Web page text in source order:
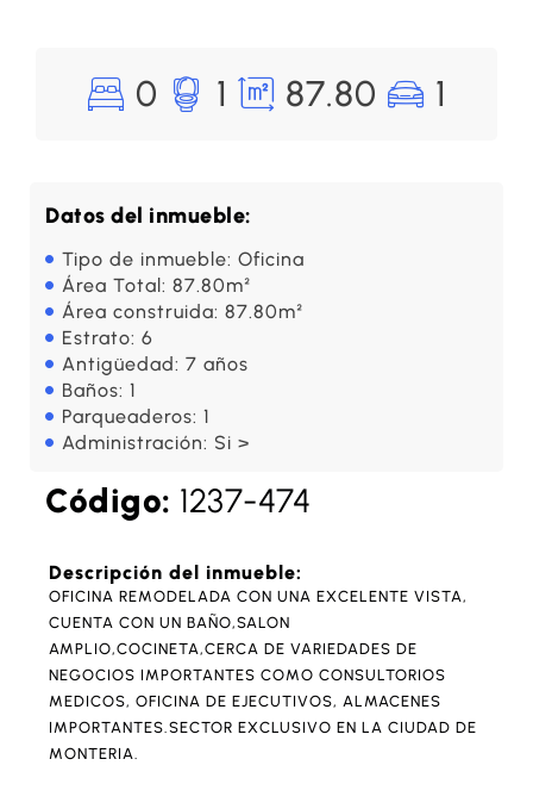
0 1 87.80 1
Datos del inmueble:
Tipo de inmueble: Oficina
Área Total: 87.80m²
Área construida: 87.80m²
Estrato: 6
Antigüedad: 7 años
Baños: 1
Parqueaderos: 1
Administración: Si >
Código: 1237-474
Descripción del inmueble:
OFICINA REMODELADA CON UNA EXCELENTE VISTA,
CUENTA CON UN BAÑO,SALON
AMPLIO,COCINETA,CERCA DE VARIEDADES DE
NEGOCIOS IMPORTANTES COMO CONSULTORIOS
MEDICOS, OFICINA DE EJECUTIVOS, ALMACENES
IMPORTANTES.SECTOR EXCLUSIVO EN LA CIUDAD DE
MONTERIA.